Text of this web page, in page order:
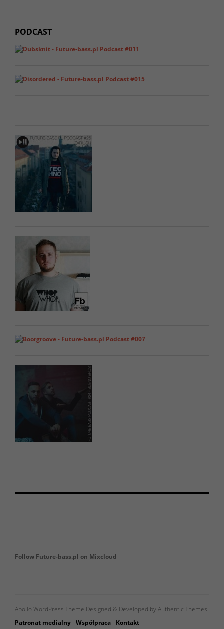
PODCAST
Follow Future-bass.pl on Mixcloud
Apollo WordPress Theme Designed & Developed by Authentic Themes
Patronat medialny Współpraca Kontakt